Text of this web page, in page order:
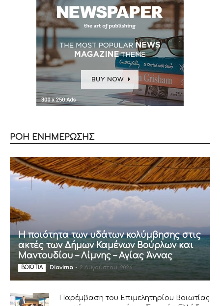
ΡΟΗ ΕΝΗΜΕΡΩΣΗΣ
Η ποιότητα των υδάτων κολύμβησης στις
ακτές των Δήμων Καμένων Βούρλων και
Μαντουδίου – Λίμνης – Αγίας Άννας
ΒΟΙΩΤΙΑ Diavima - 2 Αυγούστου, 2026
Παρέμβαση του Επιμελητηρίου Βοιωτίας